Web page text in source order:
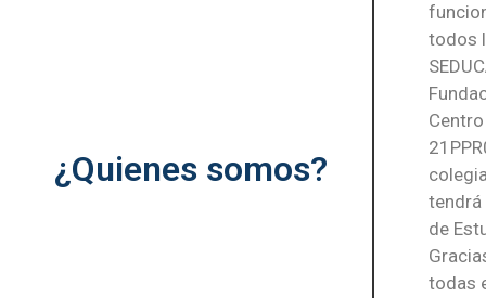
¿Quienes somos?
todos
tendrá
de
todas